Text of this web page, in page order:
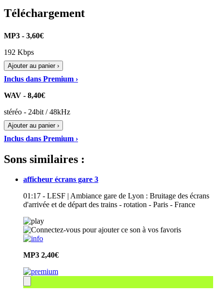
Téléchargement
MP3 - 3,60€
192 Kbps
Ajouter au panier ›
Inclus dans Premium ›
WAV - 8,40€
stéréo - 24bit / 48kHz
Ajouter au panier ›
Inclus dans Premium ›
Sons similaires :
afficheur écrans gare 3
01:17 - LESF | Ambiance gare de Lyon : Bruitage des écrans
d'arrivée et de départ des trains - rotation - Paris - France
MP3 2,40€